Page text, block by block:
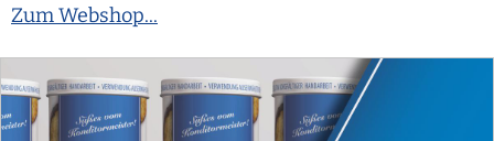
Zum Webshop...